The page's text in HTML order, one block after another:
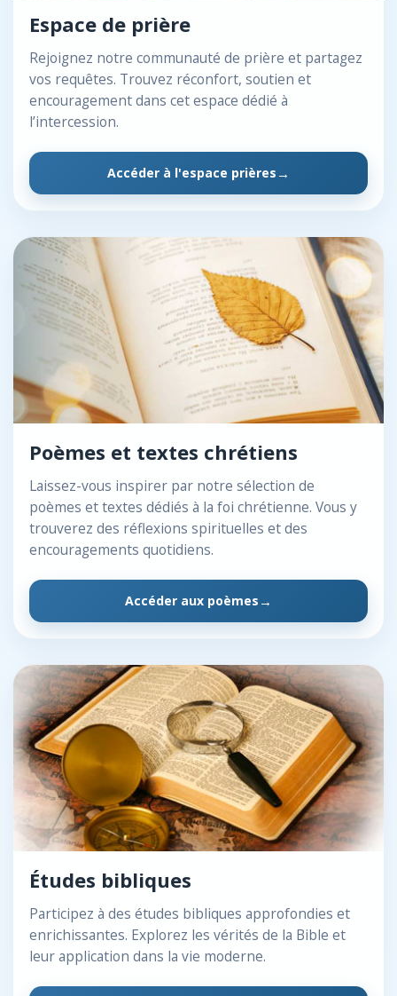
Espace de prière
Rejoignez notre communauté de prière et partagez
vos requêtes. Trouvez réconfort, soutien et
encouragement dans cet espace dédié à
l’intercession.
Accéder à l'espace prières
Poèmes et textes chrétiens
Laissez-vous inspirer par notre sélection de
poèmes et textes dédiés à la foi chrétienne. Vous y
trouverez des réflexions spirituelles et des
encouragements quotidiens.
Accéder aux poèmes
Études bibliques
Participez à des études bibliques approfondies et
enrichissantes. Explorez les vérités de la Bible et
leur application dans la vie moderne.